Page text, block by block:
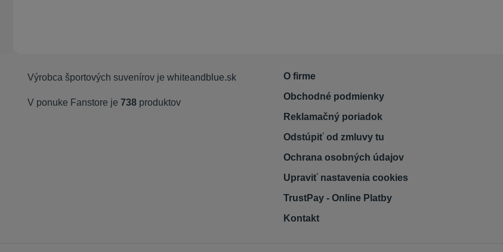
Výrobca športových suvenírov je whiteandblue.sk
V ponuke Fanstore je 738 produktov
O firme
Obchodné podmienky
Reklamačný poriadok
Odstúpiť od zmluvy tu
Ochrana osobných údajov
Upraviť nastavenia cookies
TrustPay - Online Platby
Kontakt